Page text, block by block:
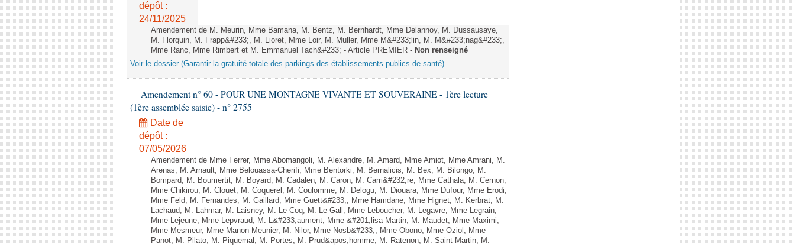
dépôt :
24/11/2025
Amendement de M. Meurin, Mme Bamana, M. Bentz, M. Bernhardt, Mme Delannoy, M. Dussausaye,
M. Florquin, M. Frapp&#233;, M. Lioret, Mme Loir, M. Muller, Mme M&#233;lin, M. M&#233;nag&#233;,
Mme Ranc, Mme Rimbert et M. Emmanuel Tach&#233; - Article PREMIER - Non renseigné
Voir le dossier (Garantir la gratuité totale des parkings des établissements publics de santé)
Amendement n° 60 - POUR UNE MONTAGNE VIVANTE ET SOUVERAINE - 1ère lecture
(1ère assemblée saisie) - n° 2755
Date de
dépôt :
07/05/2026
Amendement de Mme Ferrer, Mme Abomangoli, M. Alexandre, M. Amard, Mme Amiot, Mme Amrani, M.
Arenas, M. Arnault, Mme Belouassa-Cherifi, Mme Bentorki, M. Bernalicis, M. Bex, M. Bilongo, M.
Bompard, M. Boumertit, M. Boyard, M. Cadalen, M. Caron, M. Carri&#232;re, Mme Cathala, M. Cernon,
Mme Chikirou, M. Clouet, M. Coquerel, M. Coulomme, M. Delogu, M. Diouara, Mme Dufour, Mme Erodi,
Mme Feld, M. Fernandes, M. Gaillard, Mme Guett&#233;, Mme Hamdane, Mme Hignet, M. Kerbrat, M.
Lachaud, M. Lahmar, M. Laisney, M. Le Coq, M. Le Gall, Mme Leboucher, M. Legavre, Mme Legrain,
Mme Lejeune, Mme Lepvraud, M. L&#233;aument, Mme &#201;lisa Martin, M. Maudet, Mme Maximi,
Mme Mesmeur, Mme Manon Meunier, M. Nilor, Mme Nosb&#233;, Mme Obono, Mme Oziol, Mme
Panot, M. Pilato, M. Piquemal, M. Portes, M. Prud&apos;homme, M. Ratenon, M. Saint-Martin, M.